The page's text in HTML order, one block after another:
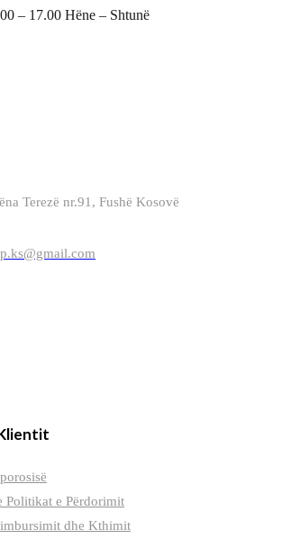
– 17.00 Hëne – Shtunë
Terezë nr.91, Fushë Kosovë
Politikat e Përdorimit
dhe Kthimit